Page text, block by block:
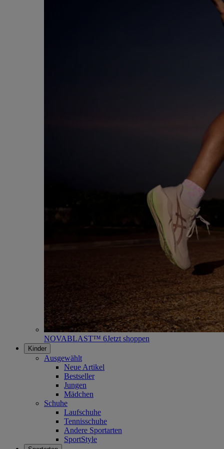
NOVABLAST™ 6Jetzt shoppen
Kinder
Ausgewählt
Neue Artikel
Bestseller
Jungen
Mädchen
Schuhe
Laufschuhe
Tennisschuhe
Andere Sportarten
SportStyle